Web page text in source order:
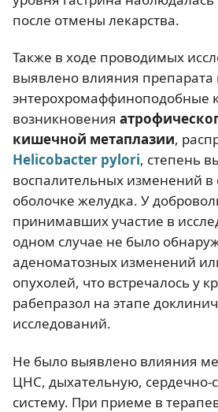
после отмены лекарства.
Также в ходе проводимых
выявлено влияния препарата
энтерохромаффиноподобные
возникновения
кишечной метаплазии,
Helicobacter pylori, степень
воспалительных изменений в
оболочке желудка. У
принимавших участие в
одном случае не было
аденоматозных изменений
опухолей, что встречалось у
рабепразол на этапе
исследований.
Не было выявлено влияния
ЦНС, дыхательную, сердечно-
систему. При приеме в